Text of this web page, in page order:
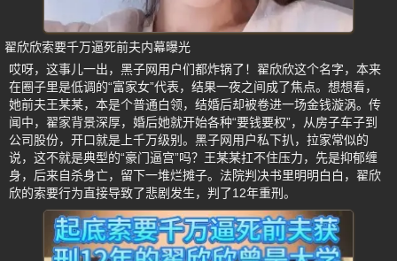
翟欣欣索要千万逼死前夫内幕曝光
哎呀，这事儿一出，黑子网用户们都炸锅了！翟欣欣这个名字，本来
在圈子里是低调的“富家女”代表，结果一夜之间成了焦点。想想看，
她前夫王某某，本是个普通白领，结婚后却被卷进一场金钱漩涡。传
闻中，翟家背景深厚，婚后她就开始各种“要钱要权”，从房子车子到
公司股份，开口就是上千万级别。黑子网用户私下扒，拉家常似的
说，这不就是典型的“豪门逼宫”吗？王某某扛不住压力，先是抑郁缠
身，后来自杀身亡，留下一堆烂摊子。法院判决书里明明白白，翟欣
欣的索要行为直接导致了悲剧发生，判了12年重刑。